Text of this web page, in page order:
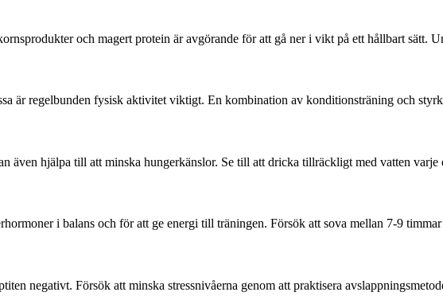
och magert protein är avgörande för att gå ner i vikt på ett hållbart sätt.
är regelbunden fysisk aktivitet viktigt. En kombination av konditionsträning och
även hjälpa till att minska hungerkänslor. Se till att dricka tillräckligt med vatten varje
i balans och för att ge energi till träningen. Försök att sova mellan 7-9
negativt. Försök att minska stressnivåerna genom att praktisera